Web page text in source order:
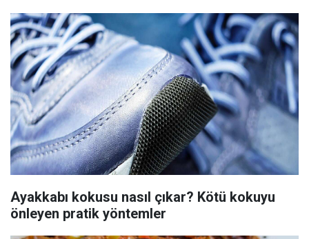
Ayakkabı kokusu nasıl çıkar? Kötü kokuyu
önleyen pratik yöntemler